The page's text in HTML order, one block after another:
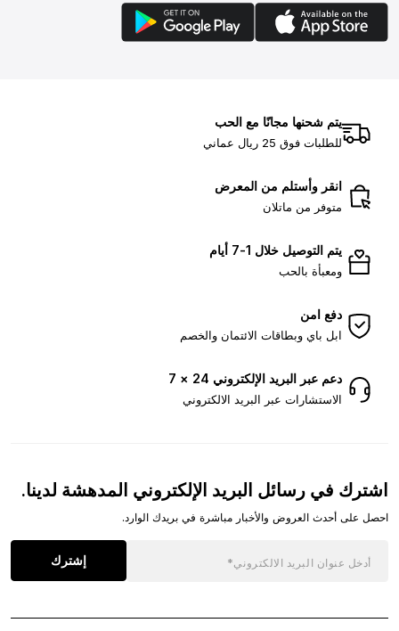
يتم شحنها مجانًا مع الحب
للطلبات فوق 25 ريال عماني
انقر وأستلم من المعرض
متوفر من ماتلان
يتم التوصيل خلال 1-7 أيام
ومعبأة بالحب
دفع امن
ابل باي وبطاقات الائتمان والخصم
دعم عبر البريد الإلكتروني 24 × 7
الاستشارات عبر البريد الالكتروني
اشترك في رسائل البريد الإلكتروني المدهشة لدينا.
احصل على أحدث العروض والأخبار مباشرة في بريدك الوارد.
إشترك